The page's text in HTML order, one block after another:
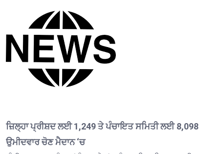
ਜ਼ਿਲ੍ਹਾ ਪ੍ਰੀਸ਼ਦ ਲਈ 1,249 ਤੇ ਪੰਚਾਇਤ ਸਮਿਤੀ ਲਈ 8,098
ਉਮੀਦਵਾਰ ਚੋਣ ਮੈਦਾਨ ‘ਚ